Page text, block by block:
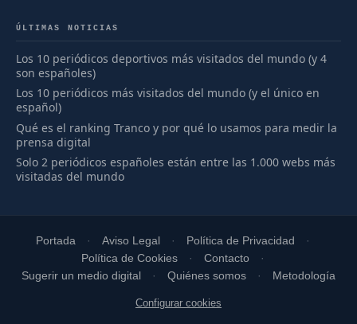
ÚLTIMAS NOTICIAS
Los 10 periódicos deportivos más visitados del mundo (y 4
son españoles)
Los 10 periódicos más visitados del mundo (y el único en
español)
Qué es el ranking Tranco y por qué lo usamos para medir la
prensa digital
Solo 2 periódicos españoles están entre las 1.000 webs más
visitadas del mundo
Portada Aviso Legal
Política de Privacidad
Política de Cookies
Contacto
Sugerir un medio digital
Quiénes somos Metodología
Configurar cookies